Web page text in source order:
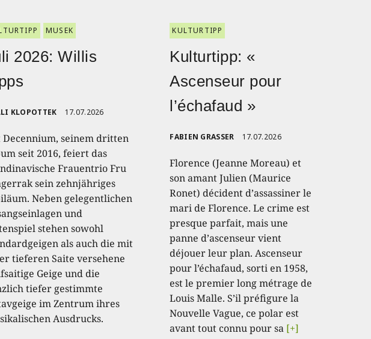
MUSEK
2026: Willis
KLOPOTTEK 17.07.2026
seinem dritten
seit 2016, feiert das
Frauentrio Fru
sein zehnjähriges
Neben gelegentlichen
und
stehen sowohl
als auch die mit
tieferen Saite versehene
Geige und die
tiefer gestimmte
im Zentrum ihres
Ausdrucks.
KULTURTIPP
Kulturtipp: «
Ascenseur pour
l’échafaud »
FABIEN GRASSER 17.07.2026
Florence (Jeanne Moreau) et
son amant Julien (Maurice
Ronet) décident d’assassiner le
mari de Florence. Le crime est
presque parfait, mais une
panne d’ascenseur vient
déjouer leur plan. Ascenseur
pour l’échafaud, sorti en 1958,
est le premier long métrage de
Louis Malle. S’il préfigure la
Nouvelle Vague, ce polar est
avant tout connu pour sa [+]